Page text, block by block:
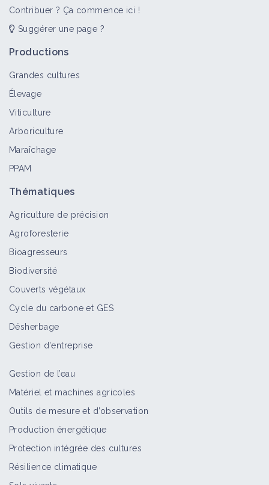
Contribuer ? Ça commence ici !
Suggérer une page ?
Productions
Grandes cultures
Élevage
Viticulture
Arboriculture
Maraîchage
PPAM
Thématiques
Agriculture de précision
Agroforesterie
Bioagresseurs
Biodiversité
Couverts végétaux
Cycle du carbone et GES
Désherbage
Gestion d'entreprise
Gestion de l’eau
Matériel et machines agricoles
Outils de mesure et d’observation
Production énergétique
Protection intégrée des cultures
Résilience climatique